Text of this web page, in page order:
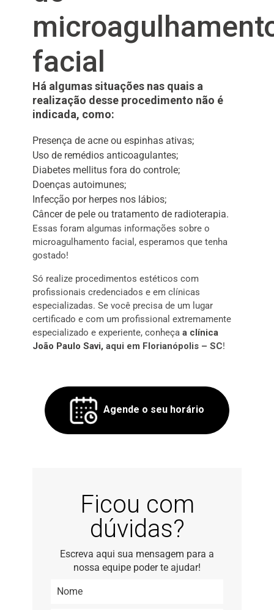
facial
Há algumas situações nas quais a
realização desse procedimento não é
indicada, como:
Presença de acne ou espinhas ativas;
Uso de remédios anticoagulantes;
Diabetes mellitus fora do controle;
Doenças autoimunes;
Infecção por herpes nos lábios;
Câncer de pele ou tratamento de radioterapia.
Essas foram algumas informações sobre o
microagulhamento facial, esperamos que tenha
gostado!
Só realize procedimentos estéticos com
profissionais credenciados e em clínicas
especializadas. Se você precisa de um lugar
certificado e com um profissional extremamente
especializado e experiente, conheça a clínica
João Paulo Savi, aqui em Florianópolis – SC!
Agende o seu horário
Ficou com
dúvidas?
Escreva aqui sua mensagem para a
nossa equipe poder te ajudar!